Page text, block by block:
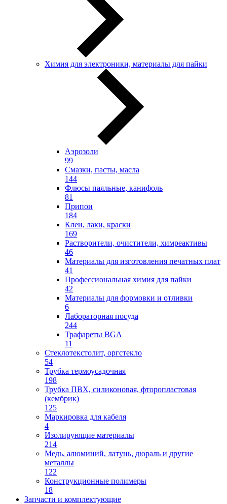
Химия для электроники, материалы для пайки
Аэрозоли
99
Смазки, пасты, масла
144
Флюсы паяльные, канифоль
81
Припои
184
Клеи, лаки, краски
169
Растворители, очистители, химреактивы
46
Материалы для изготовления печатных плат
41
Профессиональная химия для пайки
42
Материалы для формовки и отливки
6
Лабораторная посуда
244
Трафареты BGA
11
Стеклотекстолит, оргстекло
54
Трубка термоусадочная
198
Трубка ПВХ, силиконовая, фторопластовая
(кембрик)
125
Маркировка для кабеля
4
Изолирующие материалы
214
Медь, алюминий, латунь, дюраль и другие
металлы
122
Конструкционные полимеры
18
Запчасти и комплектующие